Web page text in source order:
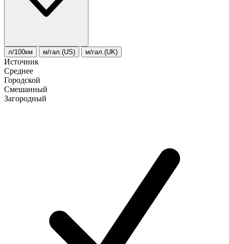
л/100км м/гал.(US) м/гал.(UK)
Источник
Среднее
Городской
Смешанный
Загородный